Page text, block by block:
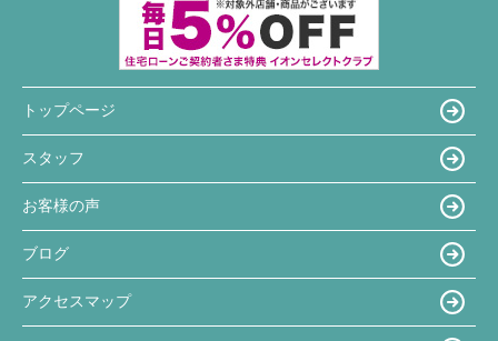
トップページ
スタッフ
お客様の声
ブログ
アクセスマップ